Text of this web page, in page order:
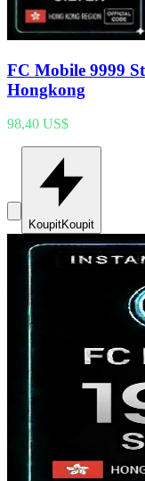
FC Mobile 9999
Hongkong
98,40 US$
KoupitKoupit